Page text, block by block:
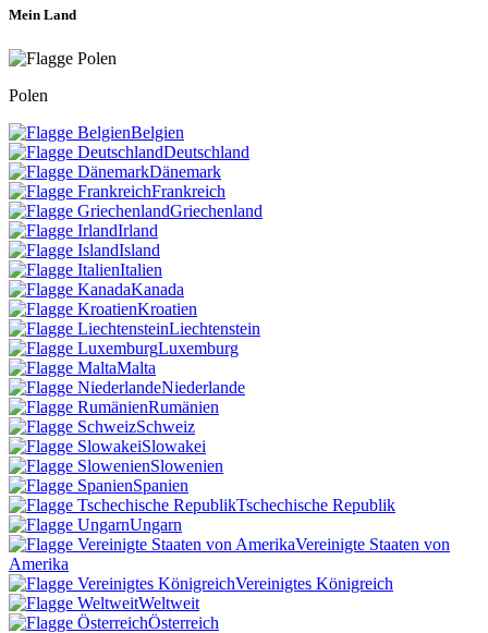
Mein Land
Polen
Belgien
Deutschland
Dänemark
Frankreich
Griechenland
Irland
Island
Italien
Kanada
Kroatien
Liechtenstein
Luxemburg
Malta
Niederlande
Rumänien
Schweiz
Slowakei
Slowenien
Spanien
Tschechische Republik
Ungarn
Vereinigte Staaten von
Amerika
Vereinigtes Königreich
Weltweit
Österreich